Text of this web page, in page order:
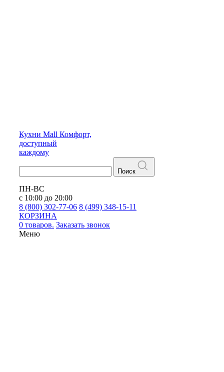
Кухни Mall Комфорт,
доступный
каждому
Поиск
ПН-ВС
с 10:00 до 20:00
8 (800) 302-77-06 8 (499) 348-15-11
КОРЗИНА
0 товаров. Заказать звонок
Меню